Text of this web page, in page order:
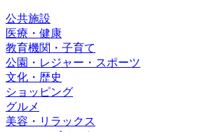
公共施設
医療・健康
教育機関・子育て
公園・レジャー・スポーツ
文化・歴史
ショッピング
グルメ
美容・リラックス